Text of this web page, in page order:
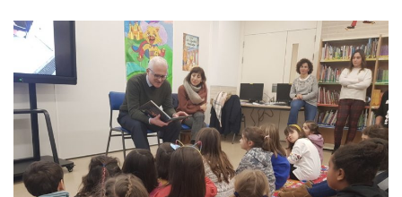
n
e
m
a
i